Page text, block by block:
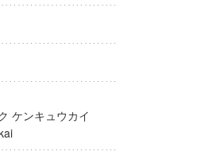
ケンキュウカイ